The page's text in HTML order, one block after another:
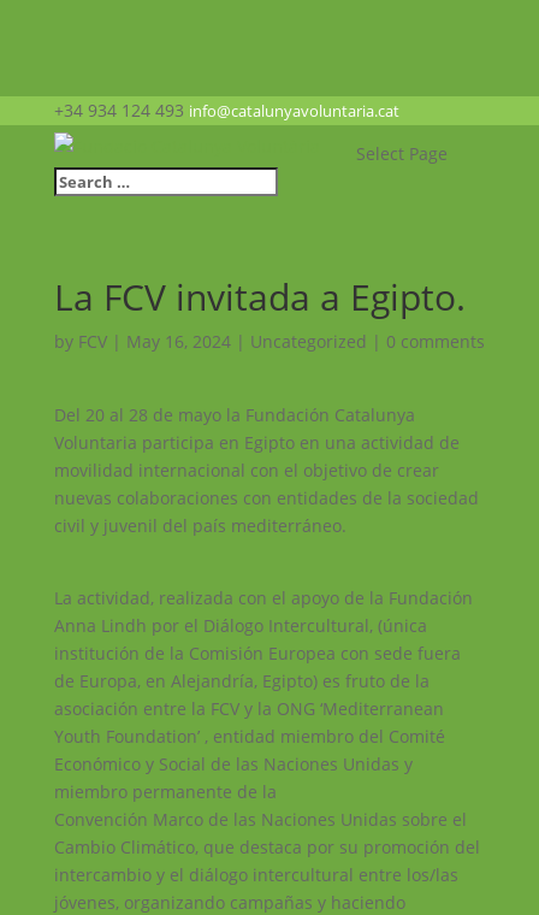
+34 934 124 493 info@catalunyavoluntaria.cat
Select Page
La FCV invitada a Egipto.
by FCV| May 16, 2024| Uncategorized | 0 comments
Del 20 al 28 de mayo la Fundación Catalunya
Voluntaria participa en Egipto en una actividad de
movilidad internacional con el objetivo de crear
nuevas colaboraciones con entidades de la sociedad
civil y juvenil del país mediterráneo.
La actividad, realizada con el apoyo de la Fundación
Anna Lindh por el Diálogo Intercultural, (única
institución de la Comisión Europea con sede fuera
de Europa, en Alejandría, Egipto) es fruto de la
asociación entre la FCV y la ONG ‘Mediterranean
Youth Foundation’ , entidad miembro del Comité
Económico y Social de las Naciones Unidas y
miembro permanente de la
Convención Marco de las Naciones Unidas sobre el
Cambio Climático, que destaca por su promoción del
intercambio y el diálogo intercultural entre los/las
jóvenes, organizando campañas y haciendo